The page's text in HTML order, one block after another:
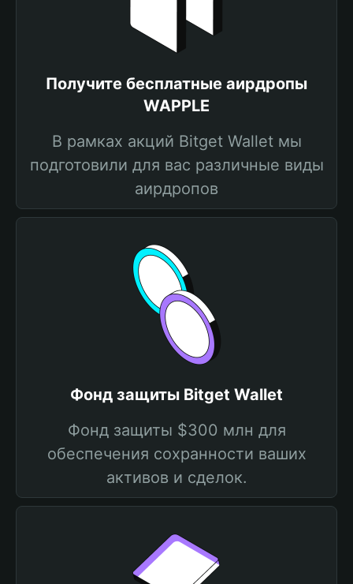
Получите бесплатные аирдропы
WAPPLE
В рамках акций Bitget Wallet мы
подготовили для вас различные виды
аирдропов
Фонд защиты Bitget Wallet
Фонд защиты $300 млн для
обеспечения сохранности ваших
активов и сделок.